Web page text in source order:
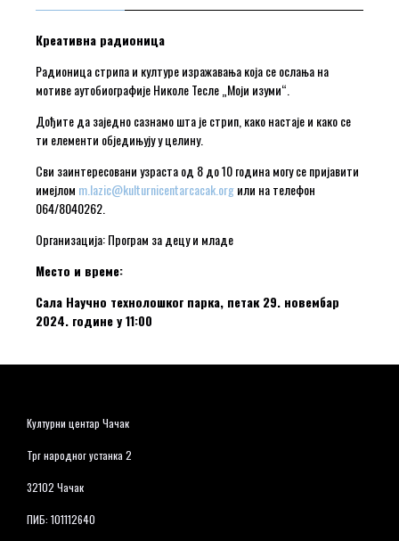
Креативна радионица
Радионица стрипа и културе изражавања која се ослања на
мотиве аутобиографије Николе Тесле „Моји изуми“.
Дођите да заједно сазнамо шта је стрип, како настаје и како се
ти елементи обједињују у целину.
Сви заинтересовани узраста од 8 до 10 година могу се пријавити
имејлом m.lazic@kulturnicentarcacak.orgили на телефон
064/8040262.
Организација: Програм за децу и младе
Место и време:
Сала Научно технолошког парка, петак 29. новембар
2024. године у 11:00
Културни центар Чачак
Трг народног устанка 2
32102 Чачак
ПИБ: 101112640